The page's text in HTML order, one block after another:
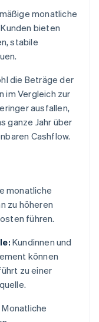
monatliche
bieten
stabile
die Beträge der
im Vergleich zur
ausfallen,
ganze Jahr über
Cashflow.
monatliche
zu höheren
führen.
Kundinnen und
können
zu einer
Monatliche